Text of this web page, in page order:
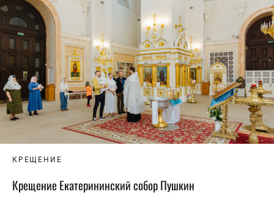
КРЕЩЕНИЕ
Крещение Екатерининский собор Пушкин